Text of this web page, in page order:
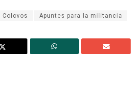
Colovos Apuntes para la militancia